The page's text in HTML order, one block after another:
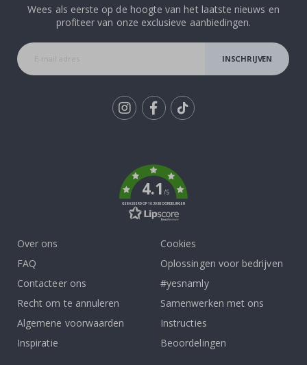
Wees als eerste op de hoogte van het laatste nieuws en
profiteer van onze exclusieve aanbiedingen.
INSCHRIJVEN
4.1/5
GEBASEERD OP 1030 BEOORDELINGEN
Over ons
FAQ
Contacteer ons
Recht om te annuleren
Algemene voorwaarden
Inspiratie
Cookies
Oplossingen voor bedrijven
#yesnamly
Samenwerken met ons
Instructies
Beoordelingen